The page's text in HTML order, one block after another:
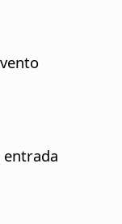
entrada